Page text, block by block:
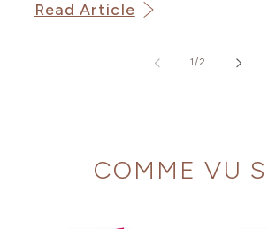
Read Article
1/de
2
COMME VU